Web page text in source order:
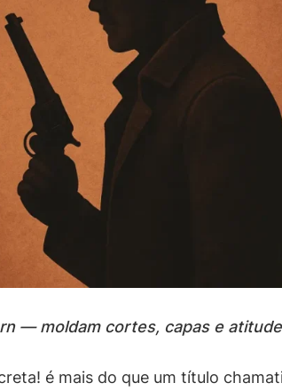
— moldam cortes, capas e
é mais do que um título